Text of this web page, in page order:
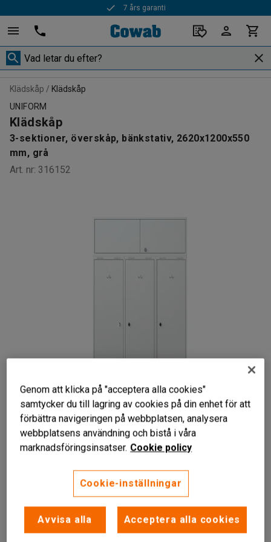
Snabba leveranser
Klädskåp
Klädskåp
UNIFORM
Klädskåp
3-sektioner, överskåp, bänkstativ, 2620x1200x550
mm, grå
Art. nr: 316152
Liknande produkter
Speciellt utformat för uniformsyrken
Finns i flera varianter
Genom att klicka på "acceptera alla cookies"
samtycker du till lagring av cookies på din enhet för att
förbättra navigeringen på webbplatsen, analysera
webbplatsens användning och bistå i våra
marknadsföringsinsatser. Cookie policy
Cookie-inställningar
Avvisa alla Acceptera alla cookies